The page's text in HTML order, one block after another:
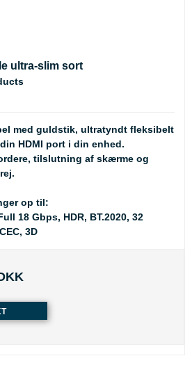
ultra-slim sort
med guldstik, ultratyndt fleksibelt
HDMI port i din enhed.
tilslutning af skærme og
op til:
18 Gbps, HDR, BT.2020, 32
3D